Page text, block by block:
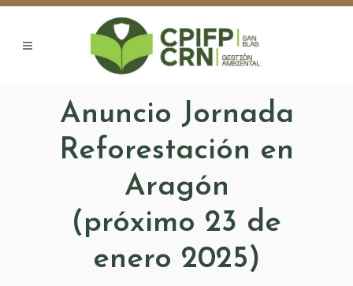
Anuncio Jornada
Reforestación en
Aragón
(próximo 23 de
enero 2025)